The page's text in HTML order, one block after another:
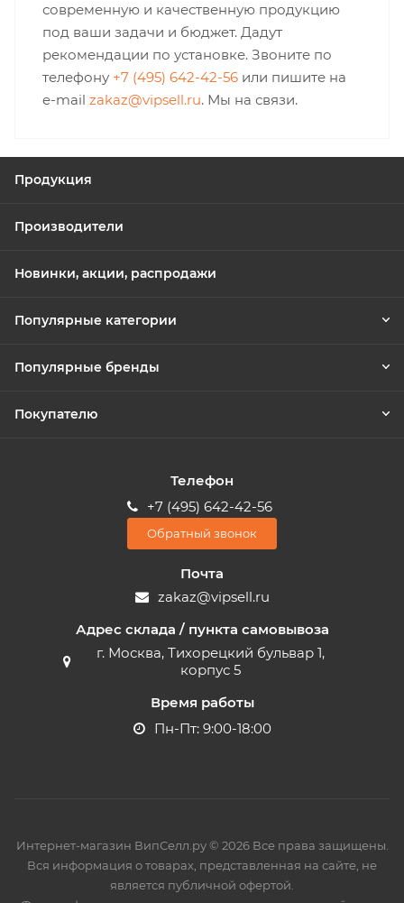
современную и качественную продукцию
под ваши задачи и бюджет. Дадут
рекомендации по установке. Звоните по
телефону +7 (495) 642-42-56 или пишите на
e-mail zakaz@vipsell.ru. Мы на связи.
Продукция
Производители
Новинки, акции, распродажи
Популярные категории
Популярные бренды
Покупателю
Телефон
+7 (495) 642-42-56
Обратный звонок
Почта
zakaz@vipsell.ru
Адрес склада / пункта самовывоза
г. Москва, Тихорецкий бульвар 1,
корпус 5
Время работы
Пн-Пт: 9:00-18:00
Интернет-магазин ВипСелл.ру © 2026 Все права защищены.
Вся информация о товарах, представленная на сайте, не
является публичной офертой.